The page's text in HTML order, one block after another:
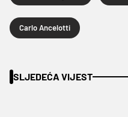
Carlo Ancelotti
SLJEDEĆA VIJEST